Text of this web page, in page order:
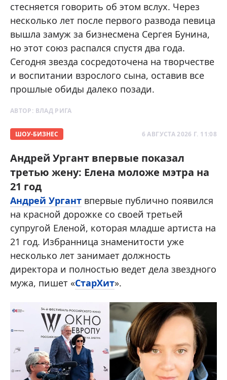
стесняется говорить об этом вслух. Через
несколько лет после первого развода певица
вышла замуж за бизнесмена Сергея Бунина,
но этот союз распался спустя два года.
Сегодня звезда сосредоточена на творчестве
и воспитании взрослого сына, оставив все
прошлые обиды далеко позади.
АВТОР: ВЛАД РИГА
ШОУ-БИЗНЕС 6 АВГУСТА 2026 Г. 11:08
Андрей Ургант впервые показал
третью жену: Елена моложе мэтра на
21 год
Андрей Ургант впервые публично появился
на красной дорожке со своей третьей
супругой Еленой, которая младше артиста на
21 год. Избранница знаменитости уже
несколько лет занимает должность
директора и полностью ведет дела звездного
мужа, пишет «СтарХит».